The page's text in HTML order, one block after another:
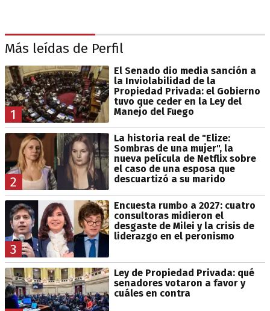
Más leídas de Perfil
1
El Senado dio media sanción a
la Inviolabilidad de la
Propiedad Privada: el Gobierno
tuvo que ceder en la Ley del
Manejo del Fuego
2
La historia real de "Elize:
Sombras de una mujer", la
nueva película de Netflix sobre
el caso de una esposa que
descuartizó a su marido
3
Encuesta rumbo a 2027: cuatro
consultoras midieron el
desgaste de Milei y la crisis de
liderazgo en el peronismo
Ley de Propiedad Privada: qué
senadores votaron a favor y
cuáles en contra